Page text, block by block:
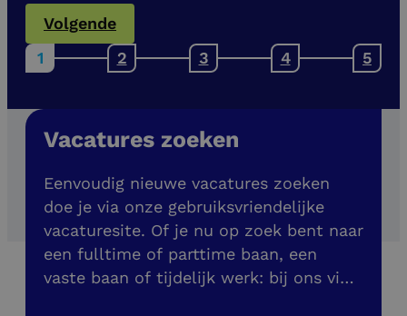
Volgende
Vacatures zoeken
Eenvoudig nieuwe vacatures zoeken
doe je via onze gebruiksvriendelijke
vacaturesite. Of je nu op zoek bent naar
een fulltime of parttime baan, een
vaste baan of tijdelijk werk: bij ons vind